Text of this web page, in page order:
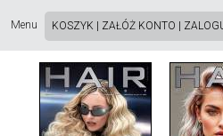
Menu KOSZYK ZAŁÓŻ KONTO
cookie, zgodnie z aktualnymi ustawieniami
Prywatności